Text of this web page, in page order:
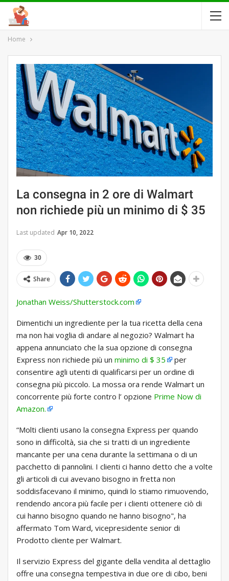
Home
La consegna in 2 ore di Walmart
non richiede più un minimo di $ 35
Last updated Apr 10, 2022
30
Share
Jonathan Weiss/Shutterstock.com
Dimentichi un ingrediente per la tua ricetta della cena
ma non hai voglia di andare al negozio? Walmart ha
appena annunciato che la sua opzione di consegna
Express non richiede più un minimo di $ 35
per
consentire agli utenti di qualificarsi per un ordine di
consegna più piccolo. La mossa ora rende Walmart un
concorrente più forte contro l’ opzione Prime Now di
Amazon.
“Molti clienti usano la consegna Express per quando
sono in difficoltà, sia che si tratti di un ingrediente
mancante per una cena durante la settimana o di un
pacchetto di pannolini. I clienti ci hanno detto che a volte
gli articoli di cui avevano bisogno in fretta non
soddisfacevano il minimo, quindi lo stiamo rimuovendo,
rendendo ancora più facile per i clienti ottenere ciò di
cui hanno bisogno quando ne hanno bisogno", ha
affermato Tom Ward, vicepresidente senior di
Prodotto cliente per Walmart.
Il servizio Express del gigante della vendita al dettaglio
offre una consegna tempestiva in due ore di cibo, beni